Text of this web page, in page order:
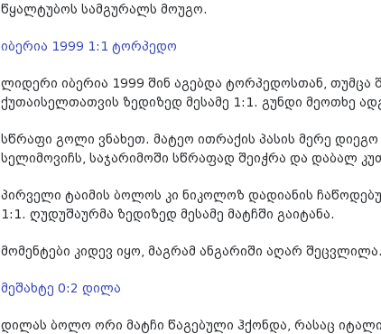
წყალტუბოს სამგურალს მოუგო.
იბერია 1999 1:1 ტორპედო
ლიდერი იბერია 1999 შინ აგებდა ტორპედოსთან,
ქუთაისელთათვის ზედიზედ მესამე 1:1. გუნდი მეოთხე
სწრაფი გოლი ვნახეთ. მატეო ითრაქის პასის მერე
სელიმოვიჩს, საჯარიმოში სწრაფად შეიჭრა და დაბალ
პირველი ტაიმის ბოლოს კი ნიკოლოზ დადიანის
1:1. ღუდუშაურმა ზედიზედ მესამე მატჩში გაიტანა.
მომენტები კიდევ იყო, მაგრამ ანგარიში აღარ შეცვლილა.
მეშახტე 0:2 დილა
დილას ბოლო ორი მატჩი წაგებული ჰქონდა, რასაც